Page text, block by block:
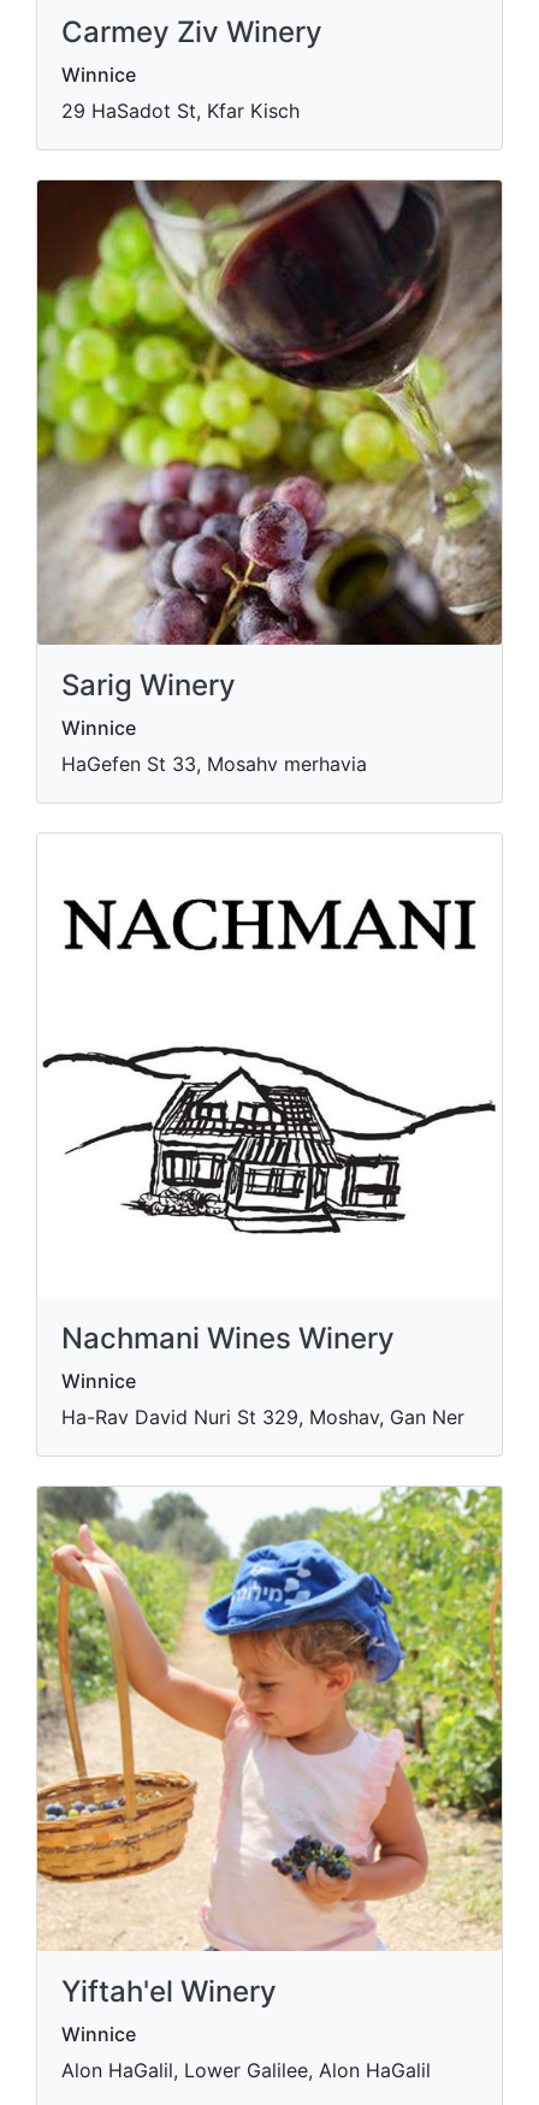
Carmey Ziv Winery
Winnice
29 HaSadot St, Kfar Kisch
Sarig Winery
Winnice
HaGefen St 33, Mosahv merhavia
Nachmani Wines Winery
Winnice
Ha-Rav David Nuri St 329, Moshav, Gan Ner
Yiftah'el Winery
Winnice
Alon HaGalil, Lower Galilee, Alon HaGalil